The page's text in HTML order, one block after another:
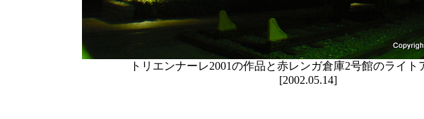
トリエンナーレ2001の作品と赤レンガ倉庫2号館のライト
[2002.05.14]